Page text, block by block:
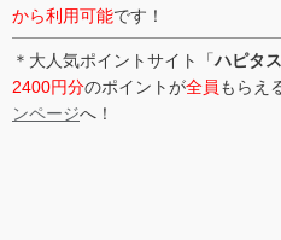
から利用可能です！
＊大人気ポイントサイト「ハピタス
2400円分のポイントが全員 もらえ
ンページへ！